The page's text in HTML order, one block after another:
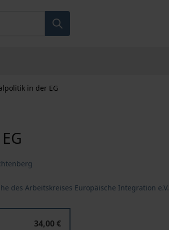
in der EG
des Arbeitskreises Europäische Integration e.V.
34,00 €